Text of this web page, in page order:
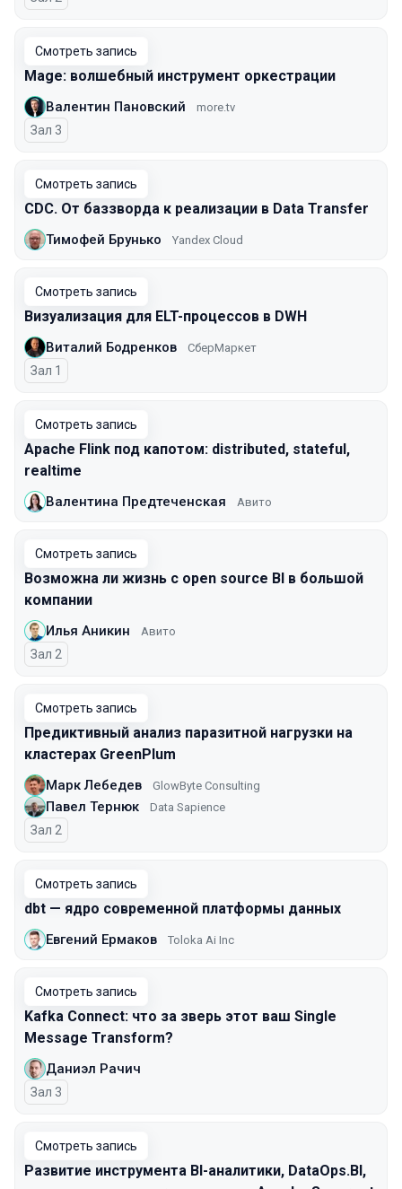
Смотреть запись
Mage: волшебный инструмент оркестрации
Валентин Пановский more.tv
Зал 3
Смотреть запись
CDC. От баззворда к реализации в Data Transfer
Тимофей Брунько Yandex Cloud
Смотреть запись
Визуализация для ELT-процессов в DWH
Виталий Бодренков СберМаркет
Зал 1
Смотреть запись
Apache Flink под капотом: distributed, stateful,
realtime
Валентина Предтеченская Авито
Смотреть запись
Возможна ли жизнь с open source BI в большой
компании
Илья Аникин Авито
Зал 2
Смотреть запись
Предиктивный анализ паразитной нагрузки на
кластерах GreenPlum
Марк Лебедев GlowByte Consulting
Павел Тернюк Data Sapience
Зал 2
Смотреть запись
dbt — ядро современной платформы данных
Евгений Ермаков Toloka Ai Inc
Смотреть запись
Kafka Connect: что за зверь этот ваш Single
Message Transform?
Даниэл Рачич
Зал 3
Смотреть запись
Развитие инструмента BI-аналитики, DataOps.BI,